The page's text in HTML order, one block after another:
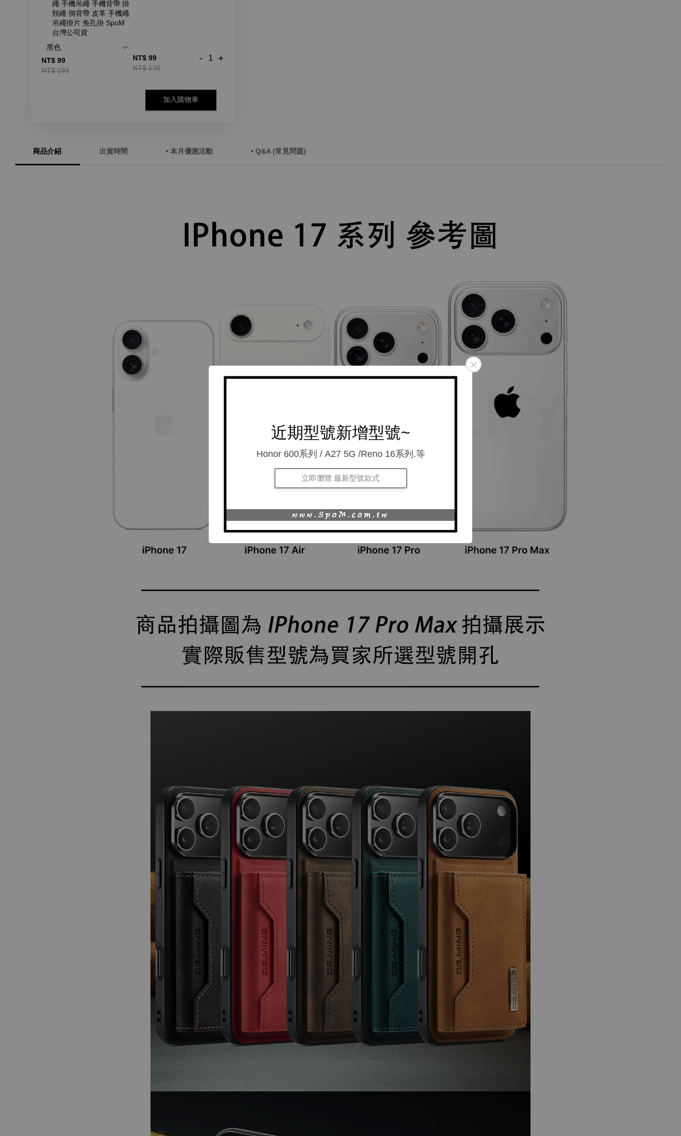
近期型號新增型號~
Honor 600系列 / A27 5G /Reno 16系列.等
立即瀏覽 最新型號款式
繩 手機吊繩 手機背帶 掛
頸繩 側背帶 皮革 手機繩
吊繩掛片 免孔掛 SpoM
台灣公司貨
NT$ 99
NT$ 199
NT$ 99
NT$ 135
- +
加入購物車
商品介紹 出貨時間 • 本月優惠活動 • Q&A (常見問題)